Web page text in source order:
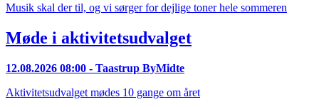
Musik skal der til, og vi sørger for dejlige toner hele sommeren
Møde i aktivitetsudvalget
12.08.2026 08:00 - Taastrup ByMidte
Aktivitetsudvalget mødes 10 gange om året